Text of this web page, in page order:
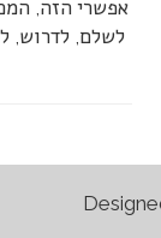
אפשרי הזה,
לשלם, לדרוש,